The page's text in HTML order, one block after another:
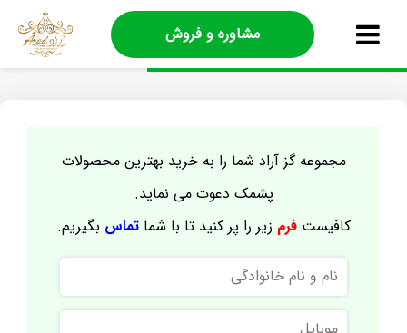
مشاوره و فروش
مجموعه گز آراد شما را به خرید بهترین محصولات
پشمک دعوت می نماید.
کافیستفرم زیر را پر کنید تا با شماتماس بگیریم.
نام
و
نام
خانوادگی
موبایل